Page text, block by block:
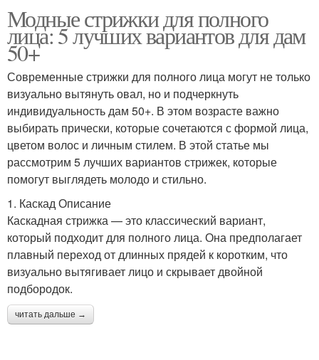
Модные стрижки для полного
лица: 5 лучших вариантов для дам
50+
Современные стрижки для полного лица могут не только
визуально вытянуть овал, но и подчеркнуть
индивидуальность дам 50+. В этом возрасте важно
выбирать прически, которые сочетаются с формой лица,
цветом волос и личным стилем. В этой статье мы
рассмотрим 5 лучших вариантов стрижек, которые
помогут выглядеть молодо и стильно.
1. Каскад Описание
Каскадная стрижка — это классический вариант,
который подходит для полного лица. Она предполагает
плавный переход от длинных прядей к коротким, что
визуально вытягивает лицо и скрывает двойной
подбородок.
читать дальше →